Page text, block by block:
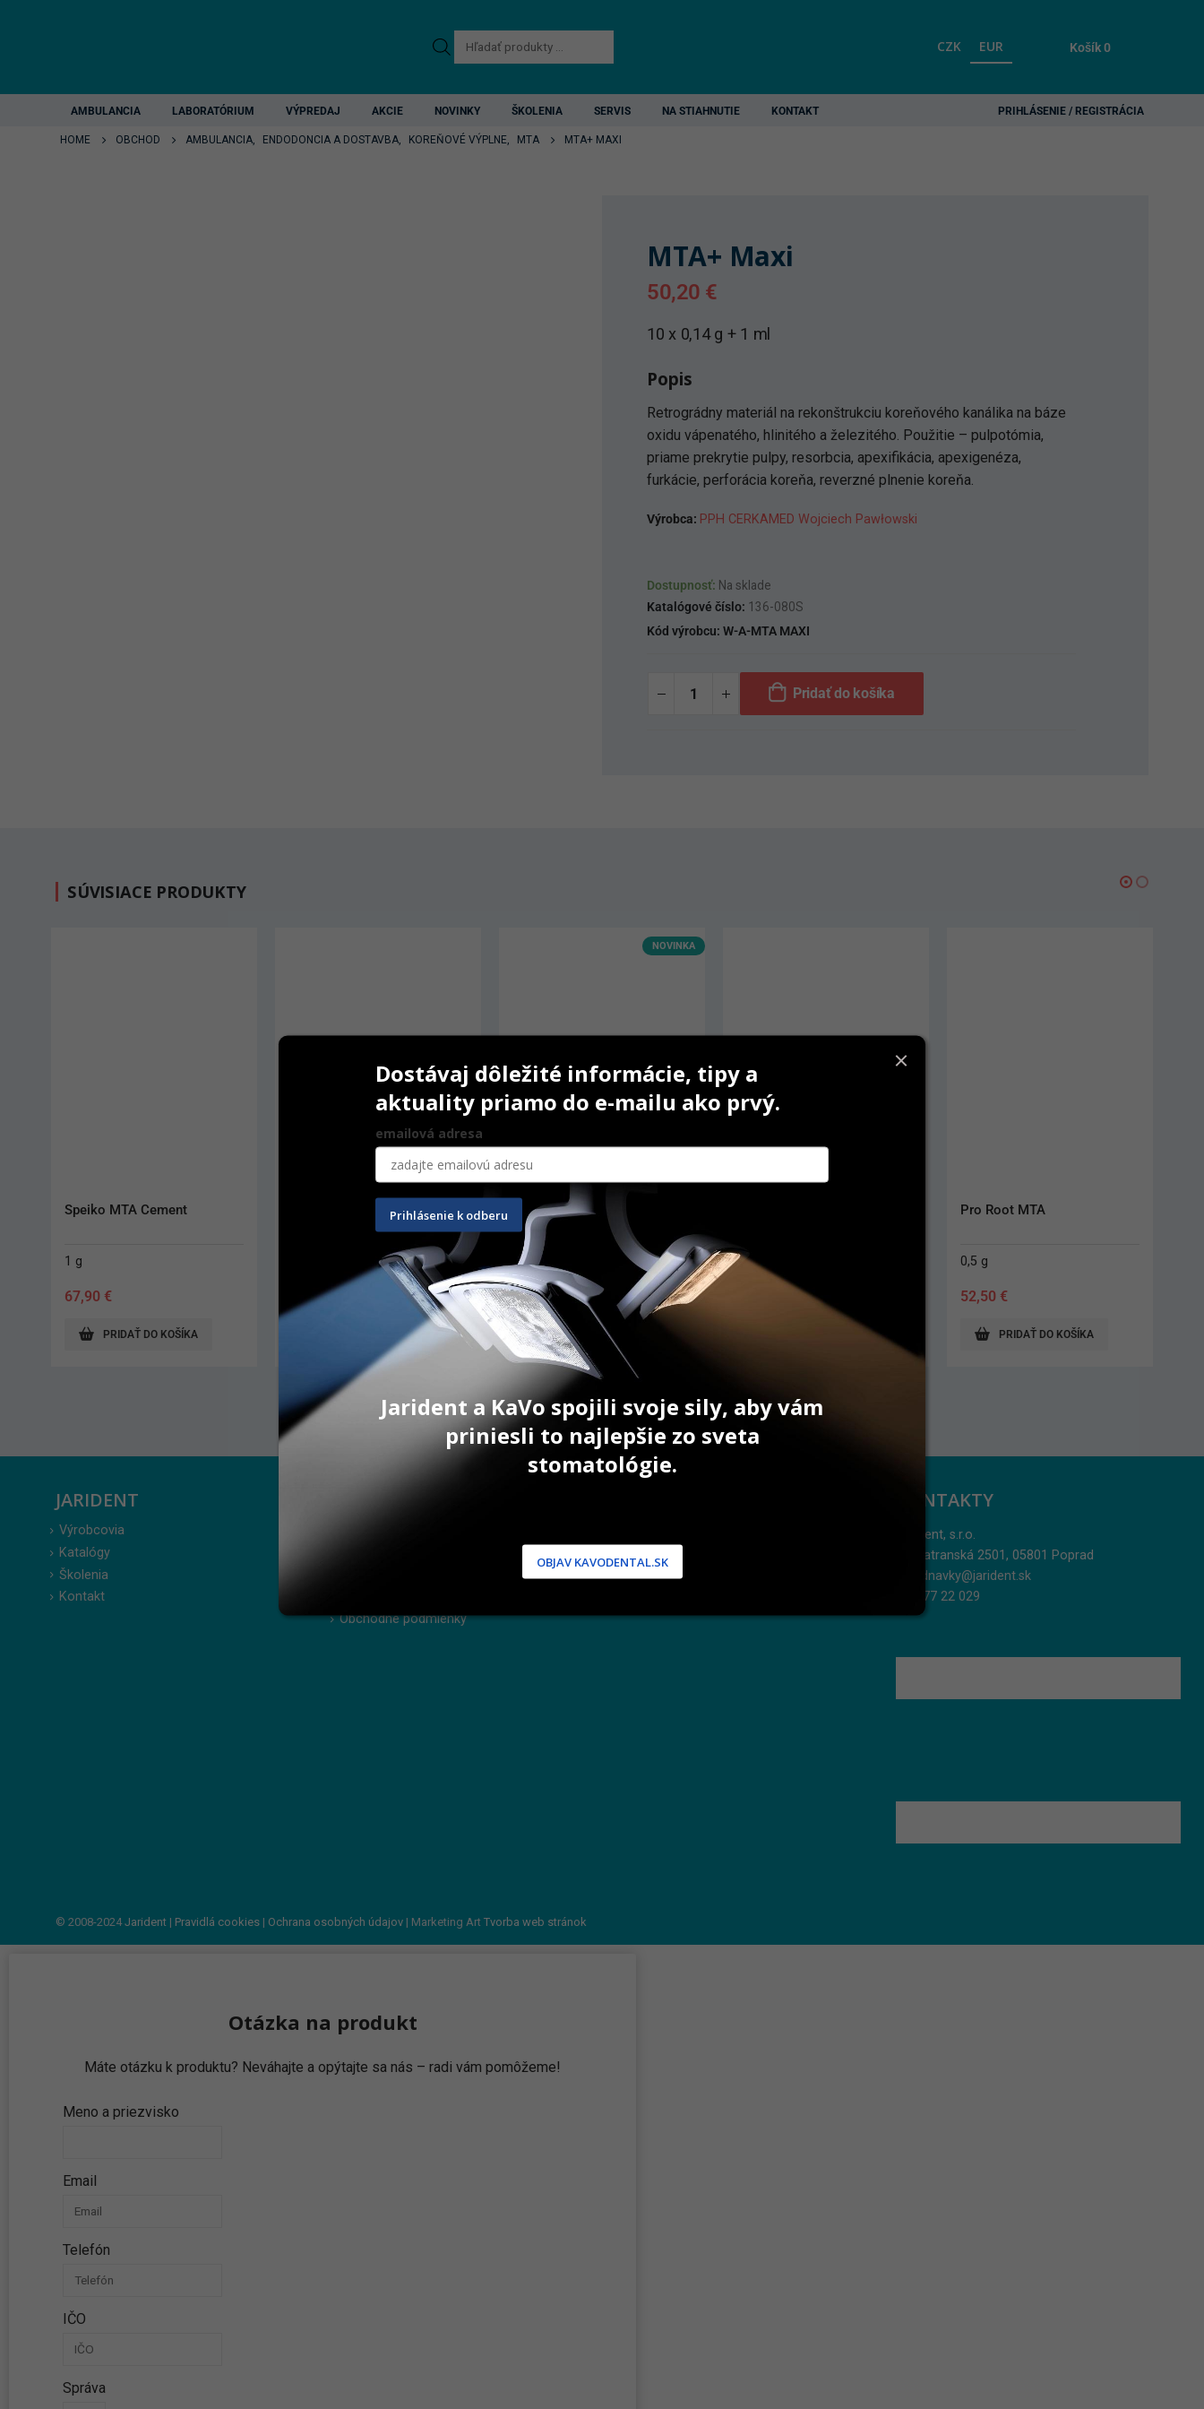
Products
search
CZK EUR Košík0
AMBULANCIA LABORATÓRIUM VÝPREDAJ AKCIE NOVINKY ŠKOLENIA SERVIS NA STIAHNUTIE KONTAKT PRIHLÁSENIE / REGISTRÁCIA
HOME OBCHOD AMBULANCIA, ENDODONCIA A DOSTAVBA, KOREŇOVÉ VÝPLNE, MTA MTA+ MAXI
MTA+ Maxi
50,20 €
10 x 0,14 g + 1 ml
Popis
Retrográdny materiál na rekonštrukciu koreňového kanálika na báze
oxidu vápenatého, hlinitého a železitého. Použitie – pulpotómia,
priame prekrytie pulpy, resorbcia, apexifikácia, apexigenéza,
furkácie, perforácia koreňa, reverzné plnenie koreňa.
Výrobca: PPH CERKAMED Wojciech Pawłowski
Dostupnosť: Na sklade
Katalógové číslo: 136-080S
Kód výrobcu: W-A-MTA MAXI
Pridať do košíka
SÚVISIACE PRODUKTY
MM-MTA
2 x 0,3 g
58,80 €
PRIDAŤ DO KOŠÍKA
83,50€
PRIDAŤ DO KOŠÍKA
MAP System Intro Kit
856,90 €
PRIDAŤ DO KOŠÍKA
0,5 g
PRIDAŤ DO KOŠÍKA
MTA+ Instruments
2 ks
52,20 €
PRIDAŤ DO KOŠÍKA
JARIDENT
Výrobcovia
Katalógy
Školenia
Kontakt
ZÁKAZNÍCKA ZÓNA
Obchodné podmienky
Servis
KONTAKTY
Jarident, s.r.o.
Podtatranská 2501, 05801 Poprad
objednavky@jarident.sk
052/77 22 029
© 2008-2024Jarident | Pravidlá cookies | Ochrana osobných údajov | Marketing Art Tvorba web stránok
Otázka na produkt
Máte otázku k produktu? Neváhajte a opýtajte sa nás – radi vám pomôžeme!
Meno a priezvisko
Email
Telefón
IČO
Správa
Dostávaj dôležité informácie, tipy a
aktuality priamo do e-mailu ako prvý.
emailová adresa
Prihlásenie k odberu
Jarident a KaVo spojili svoje sily, aby vám
priniesli to najlepšie zo sveta
stomatológie.
OBJAV KAVODENTAL.SK